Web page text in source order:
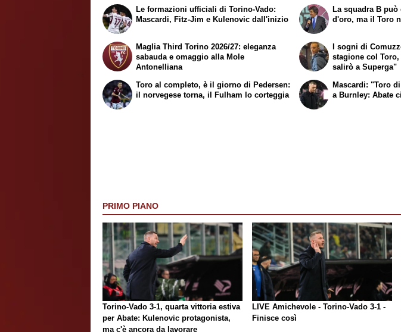
Le formazioni ufficiali di Torino-Vado:
Mascardi, Fitz-Jim e Kulenovic dall'inizio
La squadra B
d'oro, ma il Toro
Maglia Third Torino 2026/27: eleganza
sabauda e omaggio alla Mole
Antonelliana
Toro al completo, è il giorno di Pedersen:
il norvegese torna, il Fulham lo corteggia
I sogni di
stagione col
salirò a Superga"
Mascardi: "Toro
a Burnley: Abate
PRIMO PIANO
Torino-Vado 3-1, quarta vittoria estiva
per Abate: Kulenovic protagonista,
ma c'è ancora da lavorare
LIVE Amichevole - Torino-Vado 3-1 -
Finisce così